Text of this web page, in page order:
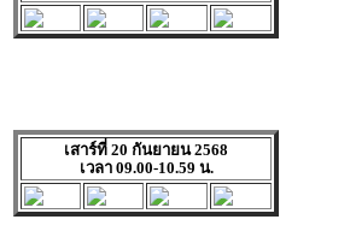
เสาร์ที่ 20 กันยายน 2568
เวลา 09.00-10.59 น.